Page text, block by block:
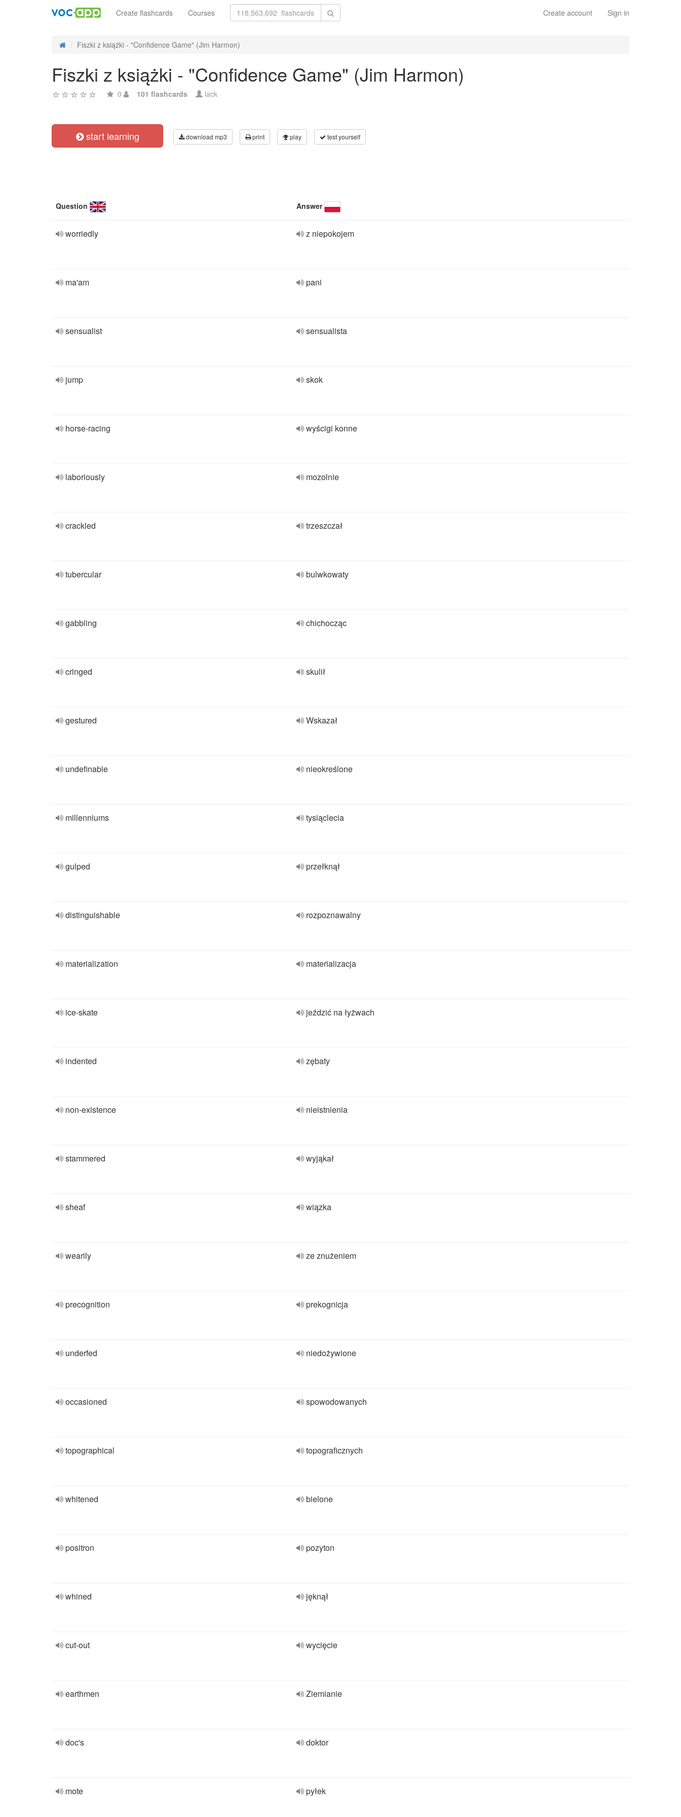
Create account Sign in
Create flashcards Courses
Fiszki z książki - "Confidence Game" (Jim Harmon)
Fiszki z książki - "Confidence Game" (Jim Harmon)
0 101 flashcards lack
start learning download mp3 print play test yourself
Question Answer
worriedly z niepokojem
ma'am pani
sensualist sensualista
jump skok
horse-racing wyścigi konne
laboriously mozolnie
crackled trzeszczał
tubercular bulwkowaty
gabbling chichocząc
cringed skulił
gestured Wskazał
undefinable nieokreślone
millenniums tysiąclecia
gulped przełknął
distinguishable rozpoznawalny
materialization materializacja
ice-skate jeździć na łyżwach
indented zębaty
non-existence nieistnienia
stammered wyjąkał
sheaf wiązka
wearily ze znużeniem
precognition prekognicja
underfed niedożywione
occasioned spowodowanych
topographical topograficznych
whitened bielone
positron pozyton
whined jęknął
cut-out wycięcie
earthmen Ziemianie
doc's doktor
mote pyłek